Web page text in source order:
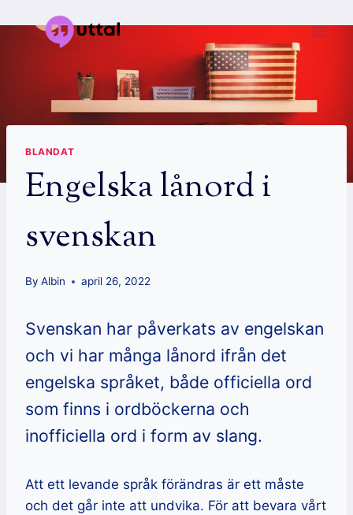
BLANDAT
Engelska lånord i
svenskan
By Albin april 26, 2022
Svenskan har påverkats av engelskan
och vi har många lånord ifrån det
engelska språket, både officiella ord
som finns i ordböckerna och
inofficiella ord i form av slang.
Att ett levande språk förändras är ett måste
och det går inte att undvika. För att bevara vårt